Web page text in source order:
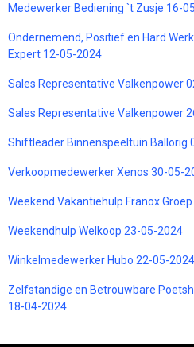
Medewerker Bediening `t Zusje 16-
Ondernemend, Positief en Hard
Expert 12-05-2024
Sales Representative Valkenpower
Sales Representative Valkenpower
Shiftleader Binnenspeeltuin Ballorig
Verkoopmedewerker Xenos 30-05-
Weekend Vakantiehulp Franox
Weekendhulp Welkoop 23-05-2024
Winkelmedewerker Hubo 22-05-2024
Zelfstandige en Betrouwbare
18-04-2024